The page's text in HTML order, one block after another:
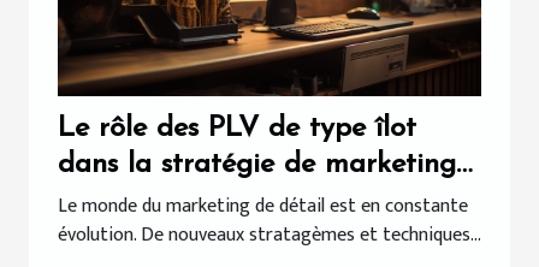
Le rôle des PLV de type îlot
dans la stratégie de marketing
de détail
Le monde du marketing de détail est en constante
évolution. De nouveaux stratagèmes et techniques...